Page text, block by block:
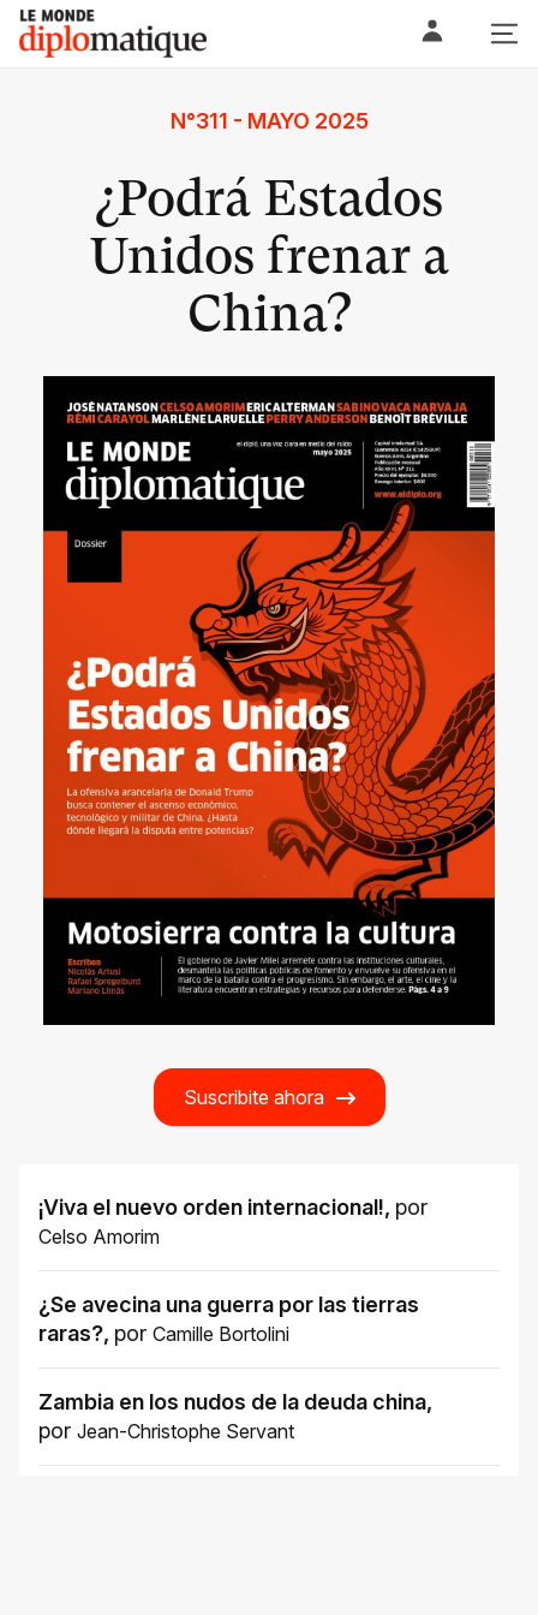
Skip
content
Le monde diplomatique
N°311 - MAYO 2025
¿Podrá Estados
Unidos frenar a
China?
Suscribite ahora
¡Viva el nuevo orden internacional!, por
Celso Amorim
¿Se avecina una guerra por las tierras
raras?, por Camille Bortolini
Zambia en los nudos de la deuda china,
por Jean-Christophe Servant